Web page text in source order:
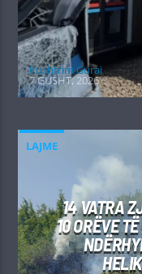
Kushtrim Guraj
7 GUSHT, 2026
LAJME
14 VATRA
10 ORËVE